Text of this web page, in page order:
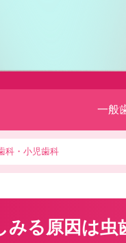
一般
科・小児歯科
みる原因は虫